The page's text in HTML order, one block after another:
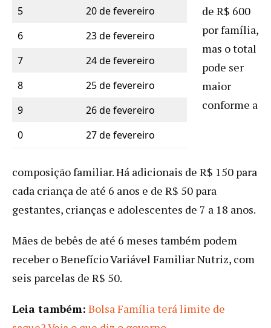
5
20 de fevereiro
6
23 de fevereiro
7
24 de fevereiro
8
25 de fevereiro
9
26 de fevereiro
0
27 de fevereiro
de R$ 600
por família,
mas o total
pode ser
maior
conforme a
composição familiar. Há adicionais de R$ 150 para
cada criança de até 6 anos e de R$ 50 para
gestantes, crianças e adolescentes de 7 a 18 anos.
Mães de bebês de até 6 meses também podem
receber o Benefício Variável Familiar Nutriz, com
seis parcelas de R$ 50.
Leia também: Bolsa Família terá limite de